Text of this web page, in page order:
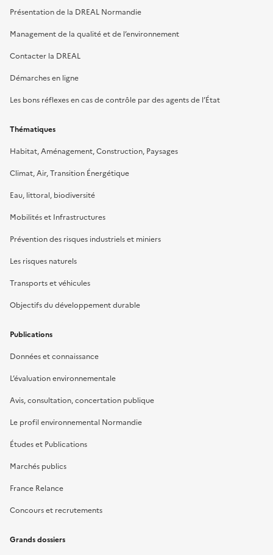
Présentation de la DREAL Normandie
Management de la qualité et de l’environnement
Contacter la DREAL
Démarches en ligne
Les bons réflexes en cas de contrôle par des agents de l’État
Thématiques
Habitat, Aménagement, Construction, Paysages
Climat, Air, Transition Énergétique
Eau, littoral, biodiversité
Mobilités et Infrastructures
Prévention des risques industriels et miniers
Les risques naturels
Transports et véhicules
Objectifs du développement durable
Publications
Données et connaissance
L’évaluation environnementale
Avis, consultation, concertation publique
Le profil environnemental Normandie
Études et Publications
Marchés publics
France Relance
Concours et recrutements
Grands dossiers